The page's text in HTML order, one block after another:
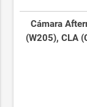
Cámara
(W205), CLA